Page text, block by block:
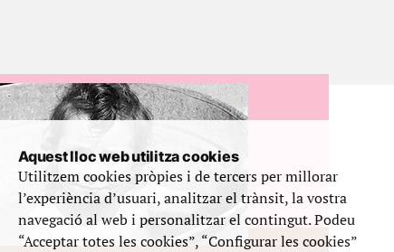
Aquest lloc web utilitza cookies
Utilitzem cookies pròpies i de tercers per millorar
l’experiència d’usuari, analitzar el trànsit, la vostra
navegació al web i personalitzar el contingut. Podeu
“Acceptar totes les cookies”, “Configurar les cookies”